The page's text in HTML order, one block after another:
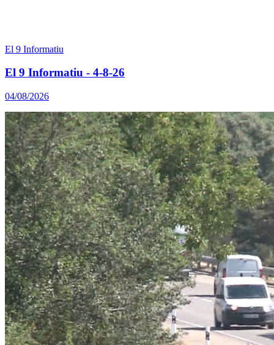
El 9 Informatiu
El 9 Informatiu - 4-8-26
04/08/2026